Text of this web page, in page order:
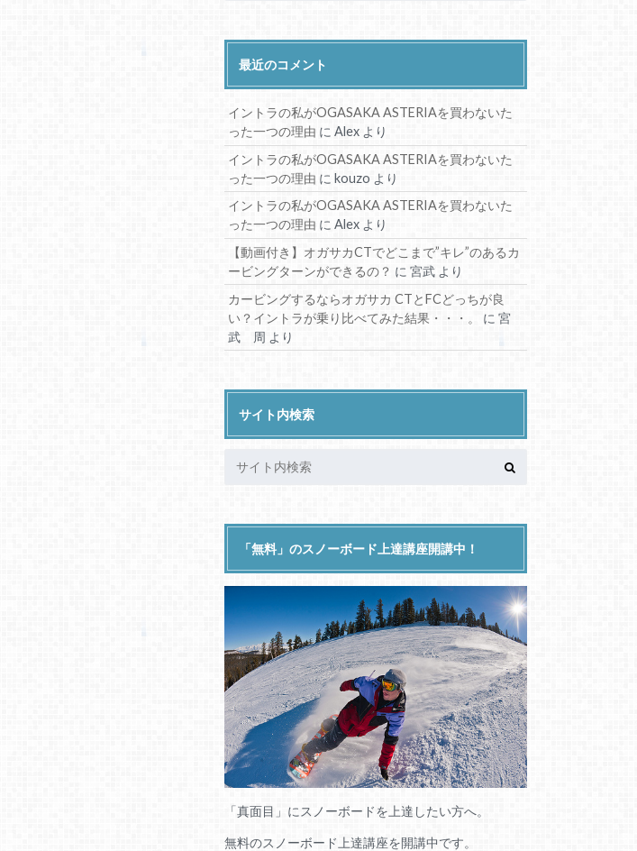
最近のコメント
イントラの私がOGASAKA ASTERIAを買わないた
った一つの理由 にAlex より
イントラの私がOGASAKA ASTERIAを買わないた
った一つの理由 にkouzo より
イントラの私がOGASAKA ASTERIAを買わないた
った一つの理由 にAlex より
【動画付き】オガサカCTでどこまで”キレ”のあるカ
ービングターンができるの？ に宮武 より
カービングするならオガサカ CTとFCどっちが良
い？イントラが乗り比べてみた結果・・・。
に宮
武 周 より
サイト内検索
「無料」のスノーボード上達講座開講中！
「真面目」にスノーボードを上達したい方へ。
無料のスノーボード上達講座を開講中です。